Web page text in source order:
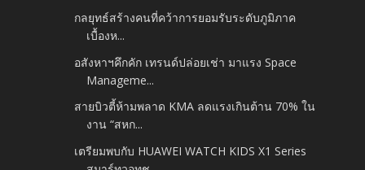
กลยุทธ์สร้างคนที่คว้าการยอมรับระดับภูมิภาค
เบื้องห...
อสังหาฯคึกคัก เทรนด์ปล่อยเช่า มาแรง Space
Manageme...
สายบิวตี้ห้ามพลาด KMA ลดแรงเกินต้าน 70% ใน
งาน “สหก...
เตรียมพบกับ HUAWEI WATCH KIDS X1 Series